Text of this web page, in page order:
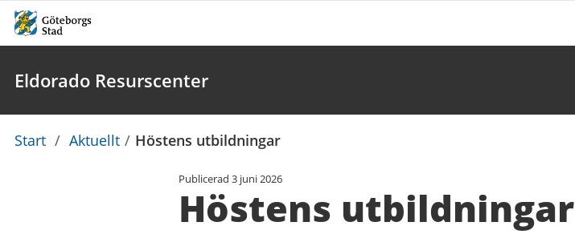
Eldorado Resurscenter
Du
Start / Aktuellt / Höstens utbildningar
Publicerad 3 juni 2026
Höstens utbildningar